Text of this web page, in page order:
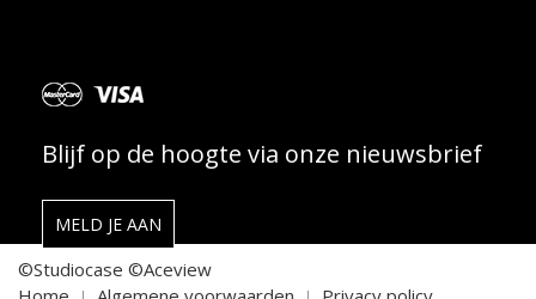
Blijf op de hoogte via onze nieuwsbrief
MELD JE AAN
©Studiocase ©Aceview